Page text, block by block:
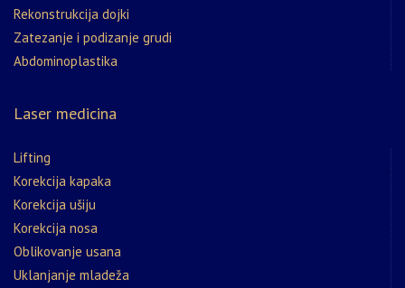
Rekonstrukcija dojki
Zatezanje i podizanje grudi
Abdominoplastika
Laser medicina
Lifting
Korekcija kapaka
Korekcija ušiju
Korekcija nosa
Oblikovanje usana
Uklanjanje mladeža